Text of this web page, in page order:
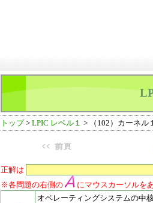
トップ> LPIC レベル１ > （102）カーネル
正解は
※各問題の右側の
にマウスカーソルを
オペレーティングシステムの中